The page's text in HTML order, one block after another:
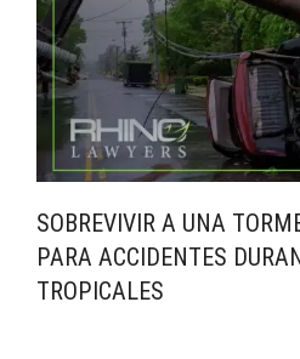
SOBREVIVIR A UNA
PARA ACCIDENTES
TROPICALES